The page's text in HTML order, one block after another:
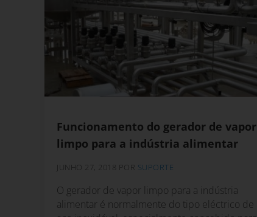
Funcionamento do gerador de vapor
limpo para a indústria alimentar
JUNHO 27, 2018 POR SUPORTE
O gerador de vapor limpo para a indústria
alimentar é normalmente do tipo eléctrico de